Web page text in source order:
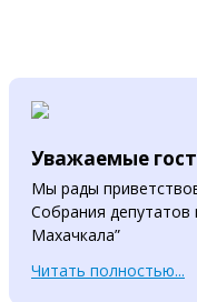
Уважаемые
Мы рады
Собрания депутатов
Махачкала”
Читать полностью...